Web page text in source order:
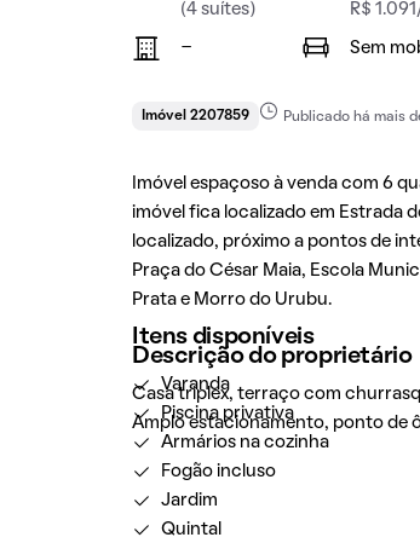
(4 suítes)
R$
- Sem
Imóvel 2207859 Publicado há mais
Imóvel espaçoso à venda com 6
imóvel fica localizado em Estrada
localizado, próximo a pontos de
Praça do César Maia, Escola
Prata e Morro do Urubu.
Descrição do proprietário
Casa triplex, terraço com
Amplo estacionamento, ponto de
Itens disponíveis
Varanda
Piscina privativa
Armários na cozinha
Fogão incluso
Jardim
Quintal